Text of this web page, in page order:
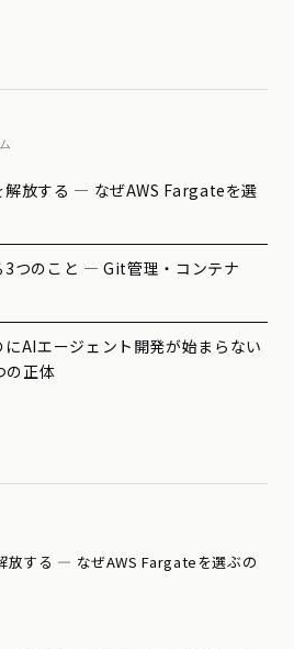
解放する — なぜAWS Fargateを選
3つのこと — Git管理・コンテナ
AIエージェント開発が始まらない
の正体
放する — なぜAWS Fargateを選ぶの